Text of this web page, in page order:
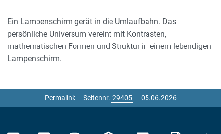
Ein Lampenschirm gerät in die Umlaufbahn. Das
persönliche Universum vereint mit Kontrasten,
mathematischen Formen und Struktur in einem lebendigen
Lampenschirm.
Permalink Seitennr. 05.06.2026